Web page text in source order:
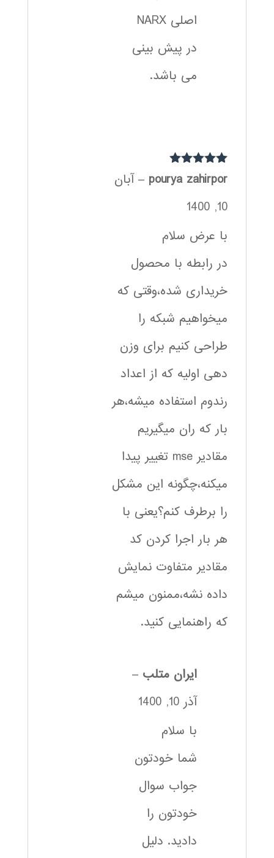
اصلی NARX
در پیش بینی
می باشد.
نمره5از 5
pourya zahirpor
– آبان
10, 1400
با عرض سلام
در رابطه با محصول
خریداری شده،وقتی که
میخواهیم شبکه را
طراحی کنیم برای وزن
دهی اولیه که از اعداد
رندوم استفاده میشه،هر
بار که ران میگیریم
مقادیر mse تغییر پیدا
میکنه،چگونه این مشکل
را برطرف کنم؟یعنی با
هر بار اجرا کردن کد
مقادیر متفاوت نمایش
داده نشه،ممنون میشم
که راهنمایی کنید.
ایران متلب –
آذر 10, 1400
با سلام
شما خودتون
جواب سوال
خودتون را
دادید. دلیل